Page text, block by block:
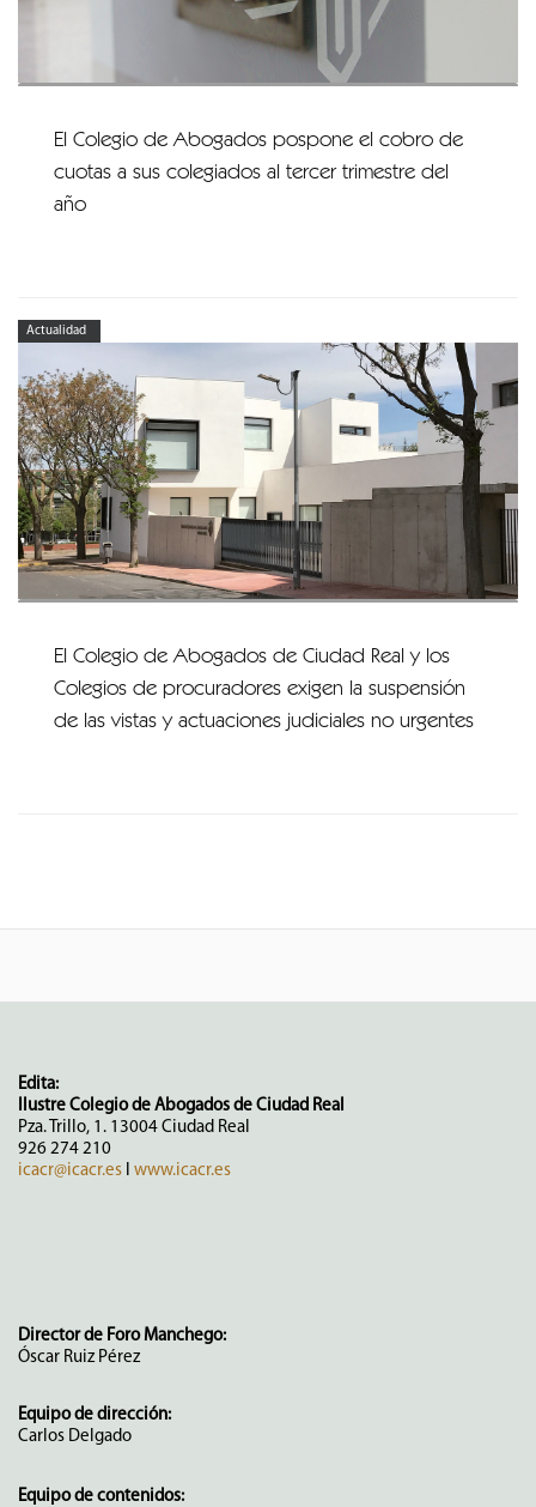
El Colegio de Abogados pospone el cobro de
cuotas a sus colegiados al tercer trimestre del
año
Actualidad
El Colegio de Abogados de Ciudad Real y los
Colegios de procuradores exigen la suspensión
de las vistas y actuaciones judiciales no urgentes
Edita:
Ilustre Colegio de Abogados de Ciudad Real
Pza. Trillo, 1. 13004 Ciudad Real
926 274 210
icacr@icacr.es
www.icacr.es
Director de Foro Manchego:
Óscar Ruiz Pérez
Equipo de dirección:
Carlos Delgado
Equipo de contenidos: